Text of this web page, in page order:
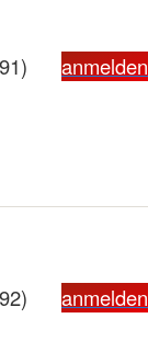
anmelden
anmelden